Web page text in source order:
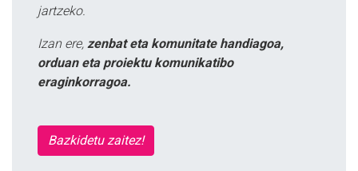
jartzeko.
Izan ere, zenbat eta komunitate handiagoa,
orduan eta proiektu komunikatibo
eraginkorragoa.
Bazkidetu zaitez!